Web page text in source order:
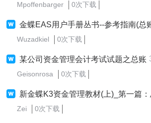
Mpoffenbarger 0次下载
金蝶EAS用户手册丛书--参考指南(总账-
Wuzadkiel 0次下载
某公司资金管理会计考试试题之总账
Geisonrosa 0次下载
新金蝶K3资金管理教材(上)_第一篇：总
Zei 0次下载